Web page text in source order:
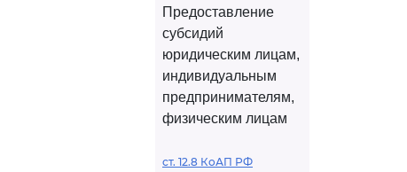
Предоставление
субсидий
юридическим лицам,
индивидуальным
предпринимателям,
физическим лицам
ст. 12.8 КоАП РФ